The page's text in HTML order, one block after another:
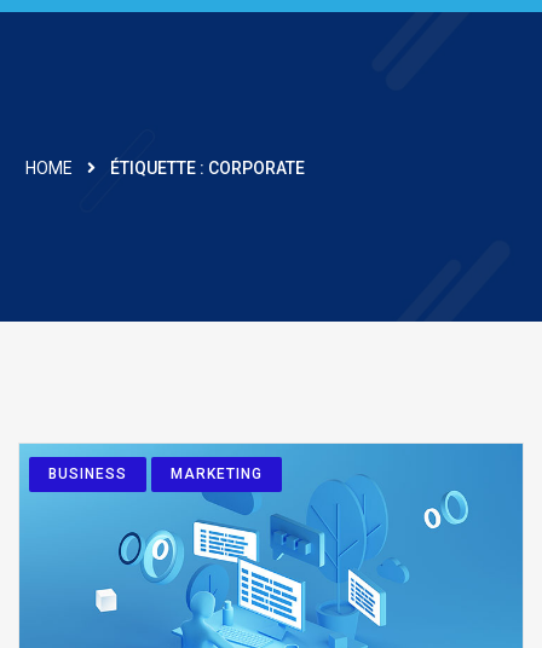
HOME ÉTIQUETTE : CORPORATE
BUSINESS MARKETING